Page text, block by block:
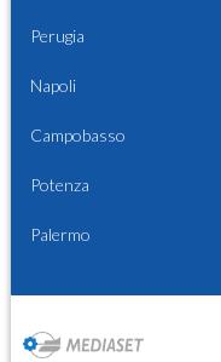
Perugia
Napoli
Campobasso
Potenza
Palermo